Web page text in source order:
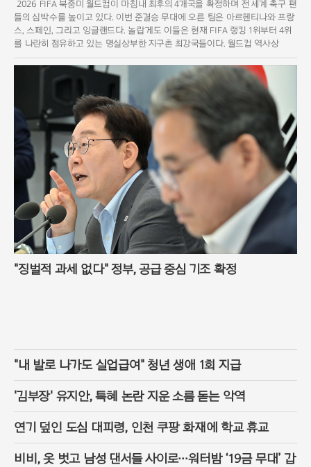
2026 FIFA 북중미 월드컵이 마침내 최후의 4개국을 확정하며 전 세계 축구 팬
들의 심박수를 높이고 있다. 이번 준결승 무대에 오른 팀은 아르헨티나와 프랑
스, 스페인, 그리고 잉글랜드다. 놀랍게도 이들은 현재 FIFA 랭킹 1위부터 4위
를 나란히 점유하고 있는 명실상부한 지구촌 최강국들이다. 월드컵 역사상
"징벌적 과세 없다" 정부, 공급 중심 기조 확정
"내 발로 나가도 실업급여" 청년 생애 1회 지급
'김부장' 유지안, 특혜 논란 지운 소름 돋는 악역
연기 덮인 도심 대피령, 인천 쿠팡 화재에 학교 휴교
비비, 옷 벗고 남성 댄서들 사이로…워터밤 ‘19금 무대’ 갑